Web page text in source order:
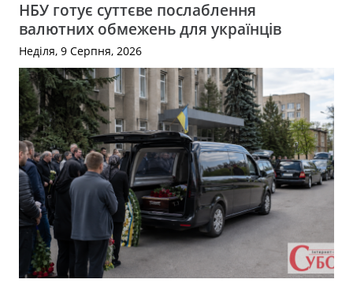
НБУ готує суттєве послаблення
валютних обмежень для українців
Неділя, 9 Серпня, 2026